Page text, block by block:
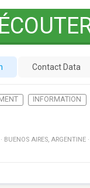
Contact Data
INFORMATION
· BUENOS AIRES, ARGENTINE ·